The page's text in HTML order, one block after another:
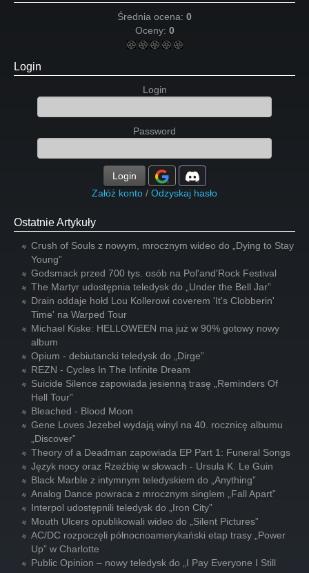
Średnia ocena: 0
Oceny: 0
Login
Login
Password
Login
Załóż konto / Odzyskaj hasło
Ostatnie Artykuły
Crush of Souls z nowym, mrocznym wideo do „Dying to Stay
Young”
Godsmack przed 700 tys. osób na Pol'and'Rock Festival
The Martyr udostępnia teledysk do „Under the Bell Jar”
Drain oddaje hołd Lou Kollerowi coverem 'It's Clobberin'
Time' na Warped Tour
Michael Kiske: HELLOWEEN ma już w 90% gotowy nowy
album
Opium - debiutancki teledysk do „Dirge”
REZN - Cycles In The Infinite Dream
Suicide Silence zapowiada jesienną trasę „Reminders Of
Hell Tour”
Bleached - Blood Moon
Gene Loves Jezebel wydają winyl na 40. rocznicę albumu
„Discover”
Theory of a Deadman zapowiada EP Part 1: Funeral Songs
Język nocy oraz Rzeźbię w słowach - Ursula K. Le Guin
Black Marble z intymnym teledyskiem do „Anything”
Analog Dance powraca z mrocznym singlem „Fall Apart”
Interpol udostępnili teledysk do „Iron City”
Mouth Ulcers opublikowali wideo do „Silent Pictures”
AC/DC rozpoczęli północnoamerykański etap trasy „Power
Up” w Charlotte
Public Opinion – nowy teledysk do „I Pay Everyone I Still